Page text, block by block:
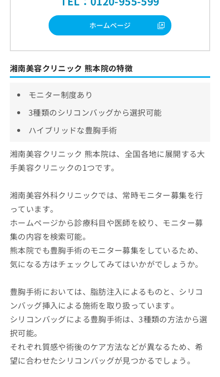
ホームページ
湘南美容クリニック 熊本院の特徴
モニター制度あり
3種類のシリコンバッグから選択可能
ハイブリッドな豊胸手術
湘南美容クリニック 熊本院は、全国各地に展開する大
手美容クリニックの1つです。
湘南美容外科クリニックでは、常時モニター募集を行
っています。
ホームページから診療科目や医師を絞り、モニター募
集の内容を検索可能。
熊本院でも豊胸手術のモニター募集をしているため、
気になる方はチェックしてみてはいかがでしょうか。
豊胸手術においては、脂肪注入によるものと、シリコ
ンバッグ挿入による施術を取り扱っています。
シリコンバッグによる豊胸手術は、3種類の方法から選
択可能。
それぞれ質感や術後のケア方法などが異なるため、希
望に合わせたシリコンバッグが見つかるでしょう。